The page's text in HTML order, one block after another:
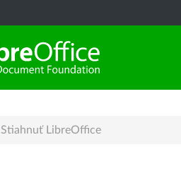
Stiahnuť LibreOffice